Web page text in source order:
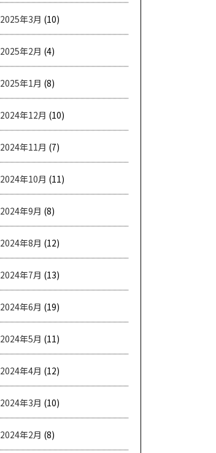
2025年3月 (10)
2025年2月 (4)
2025年1月 (8)
2024年12月 (10)
2024年11月 (7)
2024年10月 (11)
2024年9月 (8)
2024年8月 (12)
2024年7月 (13)
2024年6月 (19)
2024年5月 (11)
2024年4月 (12)
2024年3月 (10)
2024年2月 (8)